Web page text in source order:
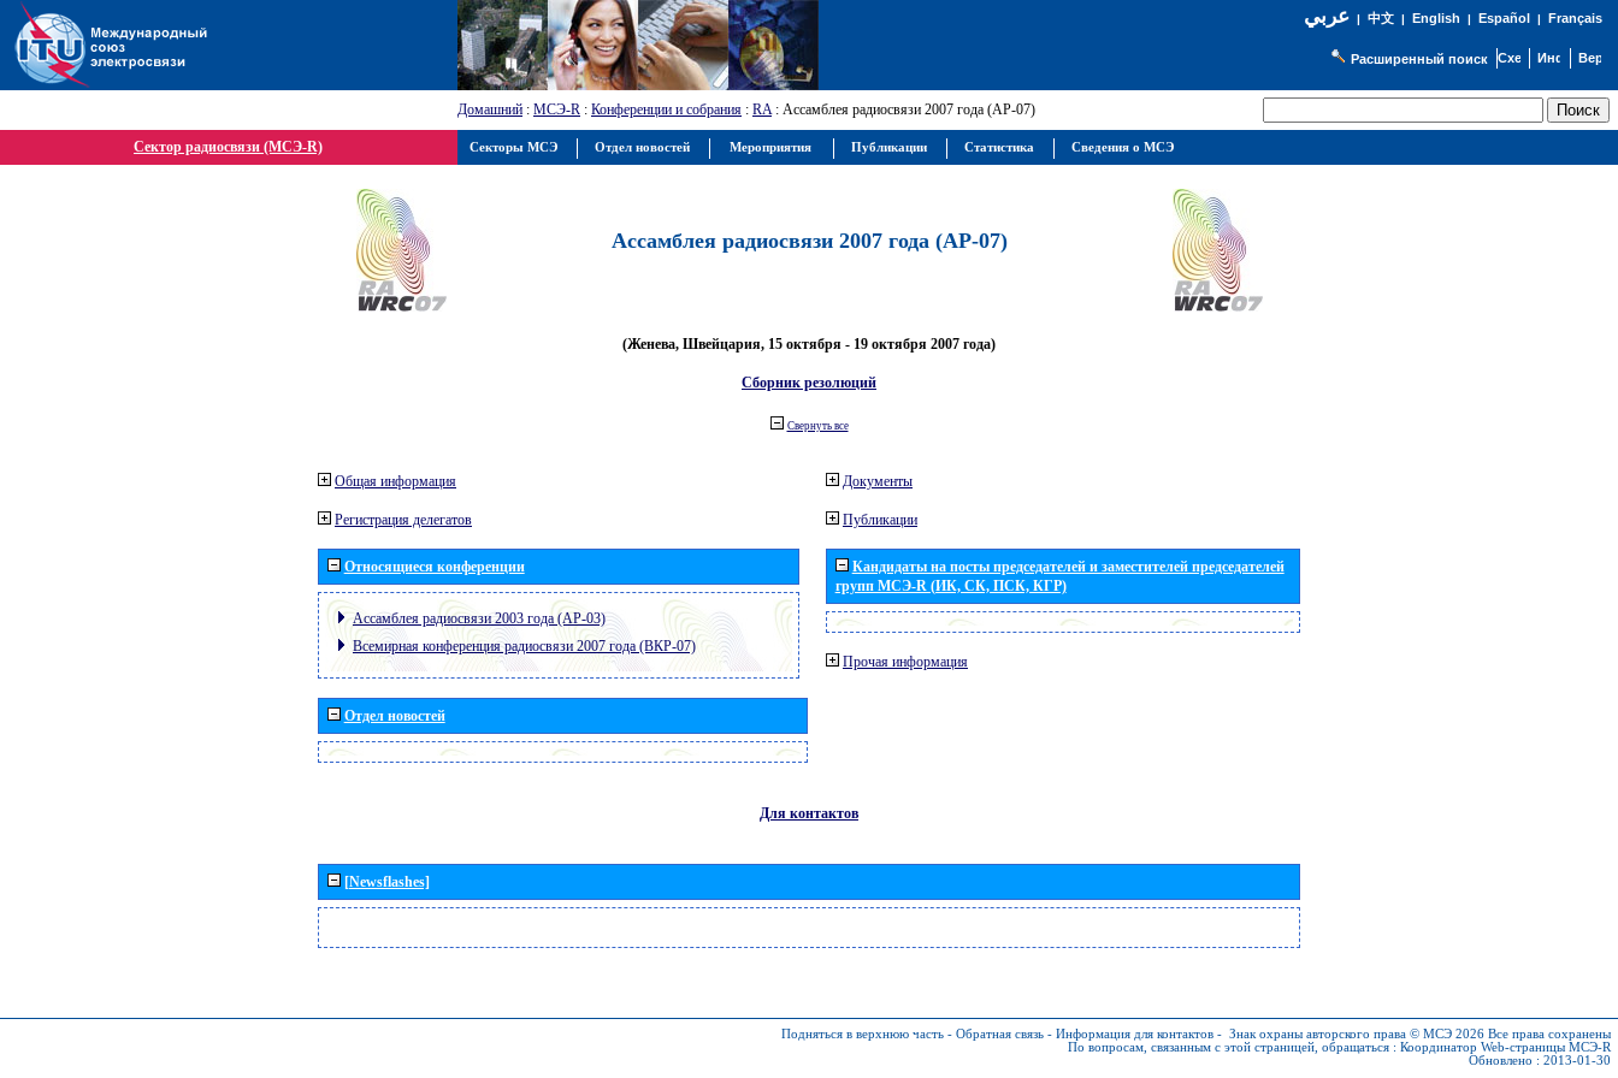
عربي| 中文| English | Español | Français
Расширенный поиск
Домашний : МСЭ-R : Конференции и собрания : RA: Ассамблея радиосвязи 2007 года (АР-07)
Сектор радиосвязи (МСЭ-R)
Ассамблея радиосвязи 2007 года (АР-07)
(Женева, Швейцария, 15 октября - 19 октября 2007 года)
Сборник резолюций
Свернуть все
Общая информация
Регистрация делегатов
Относящиеся конференции
Ассамблея радиосвязи 2003 года (АР-03)
Всемирная конференция радиосвязи 2007 года (ВКР-07)
Отдел новостей
Документы
Публикации
Кандидаты на посты председателей и заместителей председателей
групп МСЭ-R (ИК, СК, ПСК, КГР)
Прочая информация
Для контактов
[Newsflashes]
Подняться в верхнюю часть - Обратная связь - Информация для контактов - Знак охраны авторского права © МСЭ 2026 Все права сохранены
По вопросам, связанным с этой страницей, обращаться : Координатор Web-страницы МСЭ-R
Обновлено : 2013-01-30
Секторы МСЭ Отдел новостей Мероприятия Публикации Статистика Сведения о МСЭ